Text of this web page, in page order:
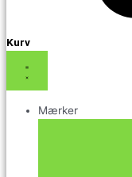
Kurv
Mærker